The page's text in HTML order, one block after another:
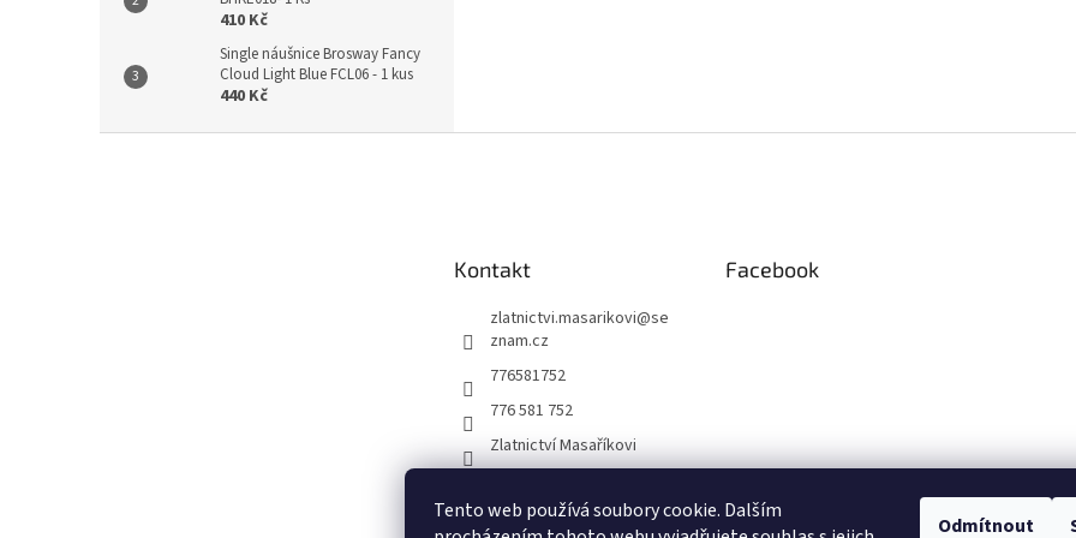
Tento web používá soubory cookie. Dalším
Odmítnout
410 Kč
Single náušnice Brosway Fancy
Cloud Light Blue FCL06 - 1 kus
440 Kč
Kontakt
zlatnictvi.masarikovi@se
znam.cz
776581752
776 581 752
Zlatnictví Masaříkovi
Facebook
Formuláře